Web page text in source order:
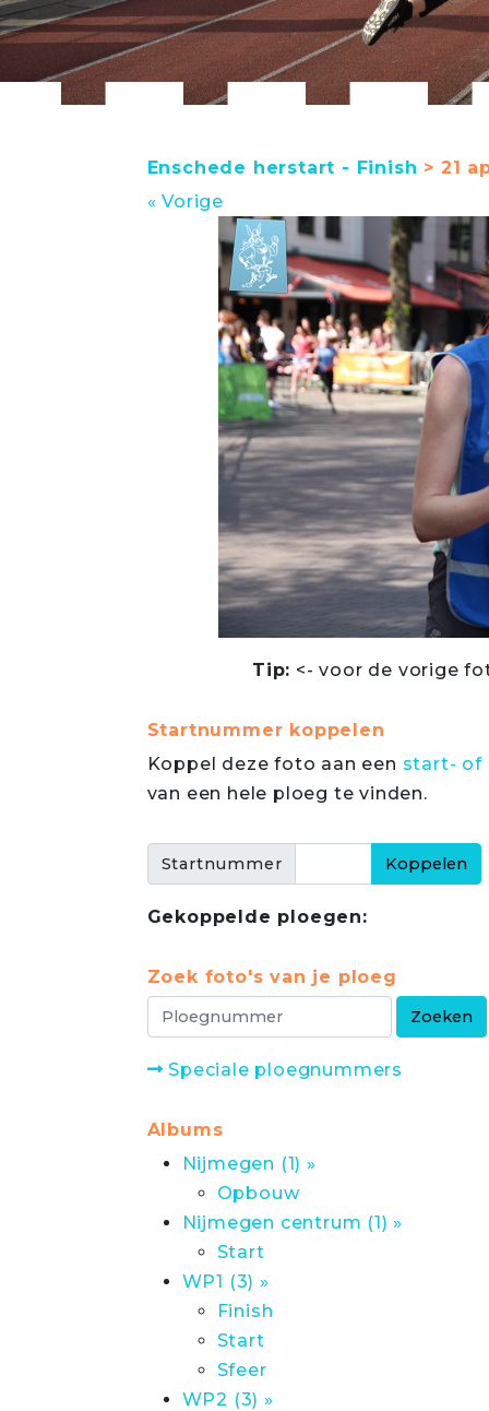
Enschede herstart - Finish > 21
« Vorige
Tip: <- voor de vorige
Startnummer koppelen
Koppel deze foto aan een start- of
van een hele ploeg te vinden.
Startnummer
Gekoppelde ploegen:
Zoek foto's van je ploeg
Speciale ploegnummers
Albums
Nijmegen (1) »
Opbouw
Nijmegen centrum (1) »
Start
WP1 (3) »
Finish
Start
Sfeer
WP2 (3) »